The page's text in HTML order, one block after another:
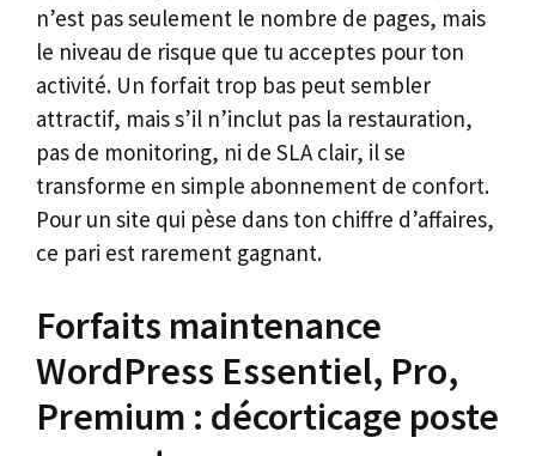
n’est pas seulement le nombre de pages, mais
le niveau de risque que tu acceptes pour ton
activité. Un forfait trop bas peut sembler
attractif, mais s’il n’inclut pas la restauration,
pas de monitoring, ni de SLA clair, il se
transforme en simple abonnement de confort.
Pour un site qui pèse dans ton chiffre d’affaires,
ce pari est rarement gagnant.
Forfaits maintenance
WordPress Essentiel, Pro,
Premium : décorticage poste